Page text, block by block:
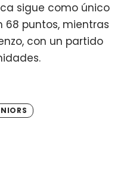
sigue como único
puntos, mientras
con un partido